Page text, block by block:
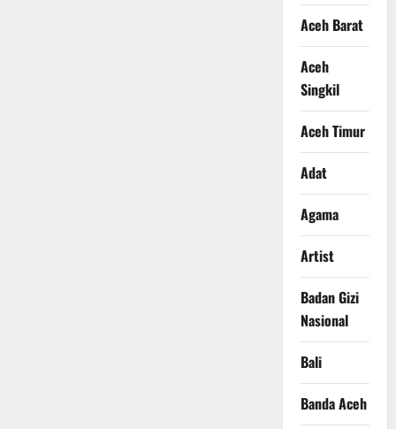
Aceh Barat
Aceh
Singkil
Aceh Timur
Adat
Agama
Artist
Badan Gizi
Nasional
Bali
Banda Aceh